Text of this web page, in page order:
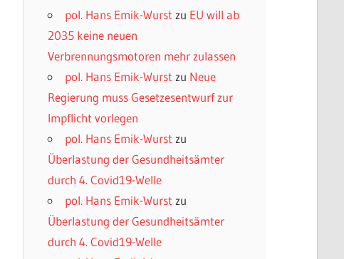
pol. Hans Emik-Wurst zu EU will ab
2035 keine neuen
Verbrennungsmotoren mehr zulassen
pol. Hans Emik-Wurst zu Neue
Regierung muss Gesetzesentwurf zur
Impflicht vorlegen
pol. Hans Emik-Wurst zu
Überlastung der Gesundheitsämter
durch 4. Covid19-Welle
pol. Hans Emik-Wurst zu
Überlastung der Gesundheitsämter
durch 4. Covid19-Welle